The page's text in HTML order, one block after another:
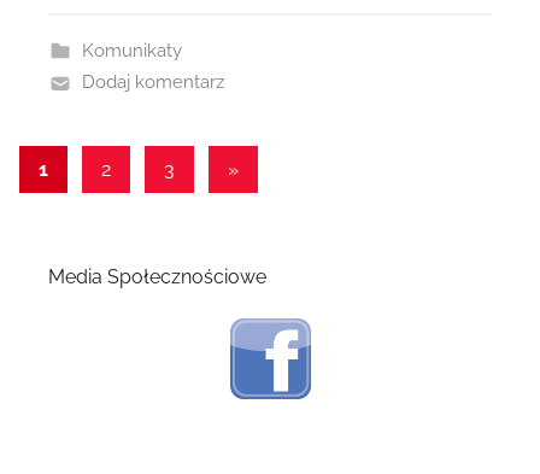
Komunikaty
Dodaj komentarz
Stronicowanie
1 2 3
Następne
»
Media Społecznościowe